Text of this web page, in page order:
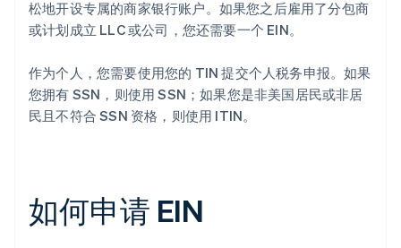
松地开设专属的商家银行账户。如果您之后雇用了分包商
或计划成立 LLC 或公司，您还需要一个 EIN。
作为个人，您需要使用您的 TIN 提交个人税务申报。如果
您拥有 SSN，则使用 SSN；如果您是非美国居民或非居
民且不符合 SSN 资格，则使用 ITIN。
如何申请 EIN